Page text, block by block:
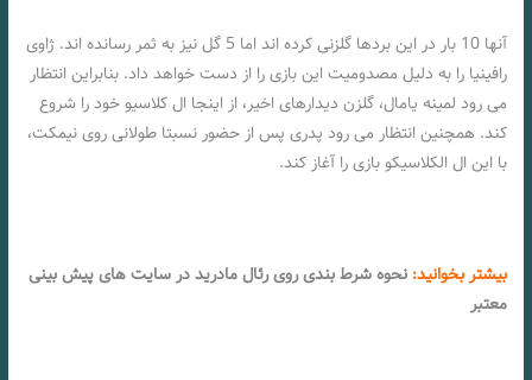
آنها 10 بار در این بردها گلزنی کرده اند اما 5 گل نیز به ثمر رسانده اند. ژاوی
رافینیا را به دلیل مصدومیت این بازی را از دست خواهد داد. بنابراین انتظار
می رود لمینه یامال، گلزن دیدارهای اخیر، از اینجا ال کلاسیو خود را شروع
کند. همچنین انتظار می رود پدری پس از حضور نسبتا طولانی روی نیمکت،
با این ال الکلاسیکو بازی را آغاز کند.
بیشتر بخوانید: نحوه شرط بندی روی رئال مادرید در سایت های پیش بینی
معتبر